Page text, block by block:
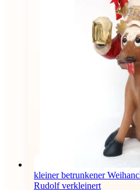
kleiner betrunkener
Rudolf verkleinert